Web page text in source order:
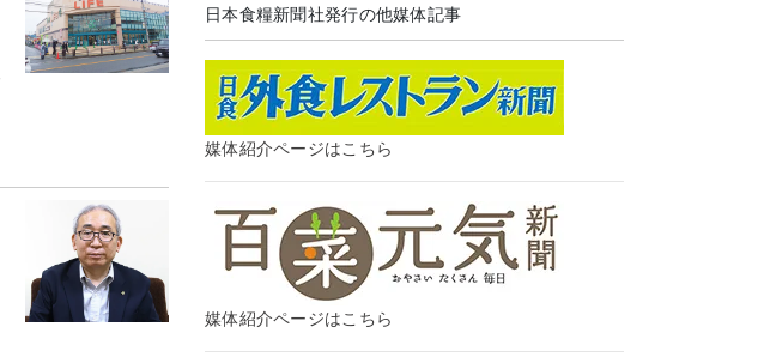
日本食糧新聞社発行の他媒体記事
媒体紹介ページはこちら
媒体紹介ページはこちら